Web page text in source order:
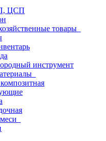
ЦСП
товары
инструмент